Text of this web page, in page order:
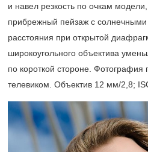
и навел резкость по очкам
прибрежный пейзаж с солнечными
расстояния при открытой
широкоугольного объектива
по короткой стороне. Фотография
телевиком. Объектив 12 мм/2,8;